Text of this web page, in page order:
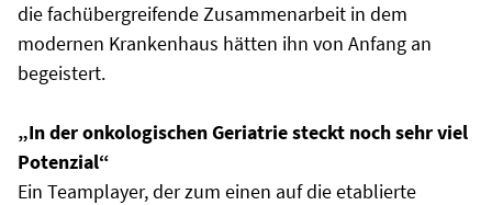
die fachübergreifende Zusammenarbeit in dem
modernen Krankenhaus hätten ihn von Anfang an
begeistert.
„In der onkologischen Geriatrie steckt noch sehr viel
Potenzial“
Ein Teamplayer, der zum einen auf die etablierte